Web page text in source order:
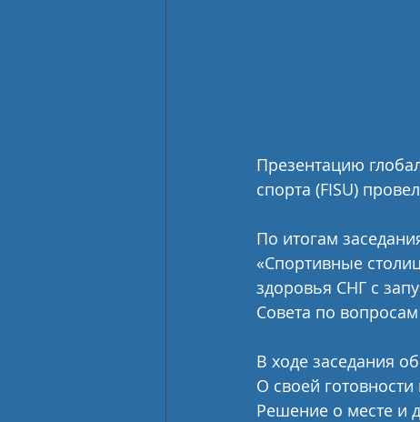
Презентацию
спорта (FISU)
По итогам
«Спортивные
здоровья СНГ с
Совета по
В ходе заседания
О своей
Решение о месте и